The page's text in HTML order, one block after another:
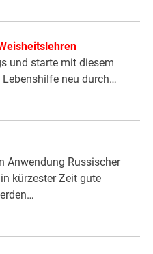
und starte mit diesem
Lebenshilfe neu durch…
Anwendung Russischer
kürzester Zeit gute